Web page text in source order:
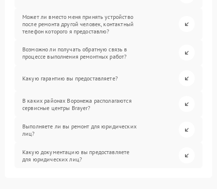
Может ли вместо меня принять устройство
после ремонта другой человек, контактный
телефон которого я предоставлю?
Возможно ли получать обратную связь в
процессе выполнения ремонтных работ?
Какую гарантию вы предоставляете?
В каких районах Воронежа располагаются
сервисные центры Brayer?
Выполняете ли вы ремонт для юридических
лиц?
Какую документацию вы предоставляете
для юридических лиц?